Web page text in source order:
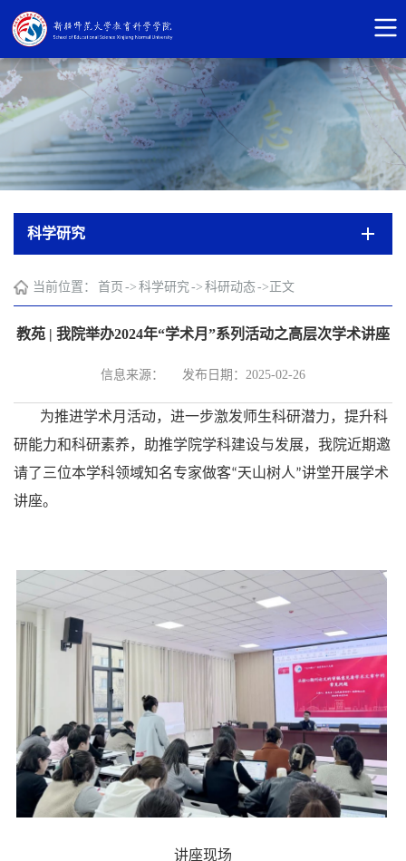
科学研究
当前位置： 首页 -> 科学研究 -> 科研动态->正文
教苑 | 我院举办2024年“学术月”系列活动之高层次学术讲座
信息来源： 发布日期：2025-02-26
为推进学术月活动，进一步激发师生科研潜力，提升科
研能力和科研素养，助推学院学科建设与发展，我院近期邀
请了三位本学科领域知名专家做客“天山树人”讲堂开展学术
讲座。
讲座现场